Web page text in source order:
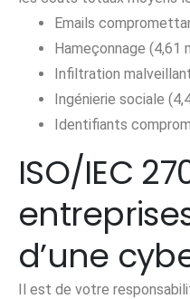
Emails
Hameçonnage (4,61
Infiltration
Ingénierie sociale
Identifiants
ISO/IEC
d’une
Il est de votre